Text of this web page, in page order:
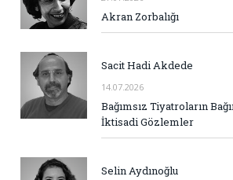
Akran Zorbalığı
Sacit Hadi Akdede
14.07.2026
Bağımsız Tiyatroların
İktisadi Gözlemler
Selin Aydınoğlu